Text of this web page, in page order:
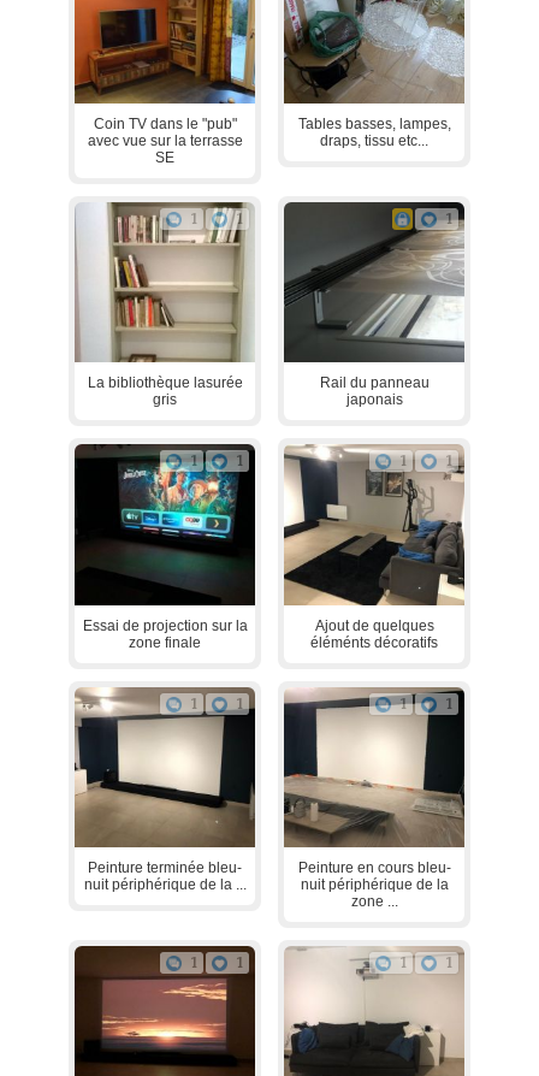
Coin TV dans le "pub"
avec vue sur la terrasse
SE
Tables basses, lampes,
draps, tissu etc...
1 1
La bibliothèque lasurée
gris
1
Rail du panneau
japonais
1 1
Essai de projection sur la
zone finale
1 1
Ajout de quelques
éléménts décoratifs
1 1
Peinture terminée bleu-
nuit périphérique de la ...
1 1
Peinture en cours bleu-
nuit périphérique de la
zone ...
1 1 1 1